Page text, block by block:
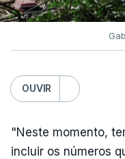
OUVIR
"Neste momento,
incluir os números